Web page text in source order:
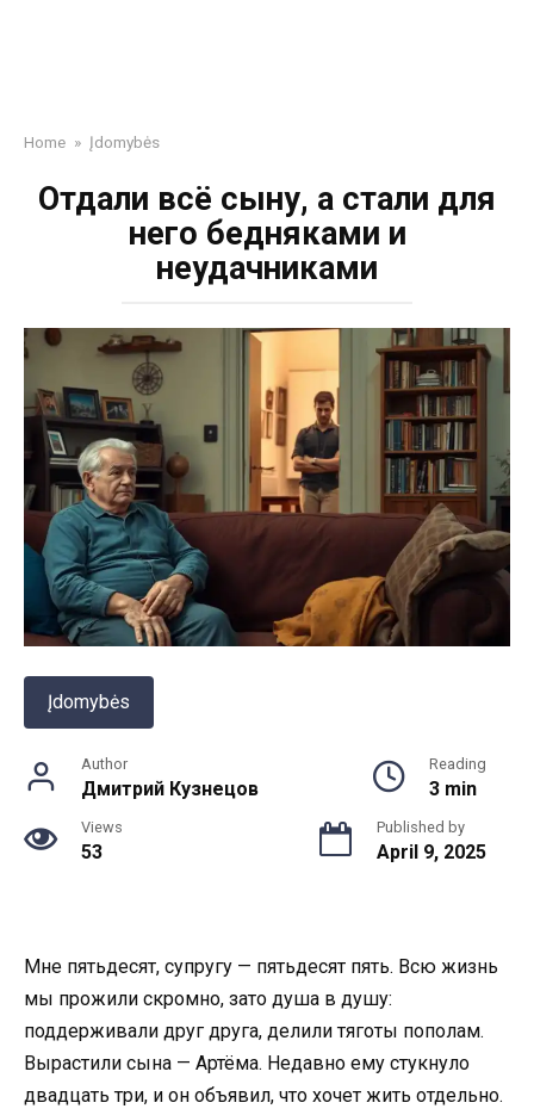
Home » Įdomybės
Отдали всё сыну, а стали для
него бедняками и
неудачниками
Įdomybės
Author
Дмитрий Кузнецов
Reading
3 min
Views
53
Published by
April 9, 2025
Мне пятьдесят, супругу — пятьдесят пять. Всю жизнь
мы прожили скромно, зато душа в душу:
поддерживали друг друга, делили тяготы пополам.
Вырастили сына — Артёма. Недавно ему стукнуло
двадцать три, и он объявил, что хочет жить отдельно.